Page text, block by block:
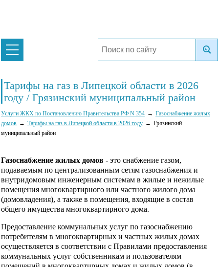
Тарифы на газ в Липецкой области в 2026
году / Грязинский муниципальный район
Услуги ЖКХ по Постановлению Правительства РФ N 354
Газоснабжение жилых
домов
Тарифы на газ в Липецкой области в 2026 году
Грязинский
муниципальный район
Газоснабжение жилых домов - это снабжение газом,
подаваемым по централизованным сетям газоснабжения и
внутридомовым инженерным системам в жилые и нежилые
помещения многоквартирного или частного жилого дома
(домовладения), а также в помещения, входящие в состав
общего имущества многоквартирного дома.
Предоставление коммунальных услуг по газоснабжению
потребителям в многоквартирных и частных жилых домах
осуществляется в соответствии с Правилами предоставления
коммунальных услуг собственникам и пользователям